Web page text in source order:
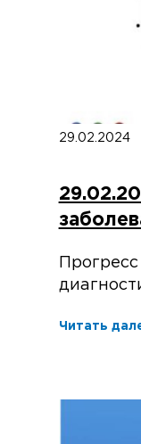
29.02.2024
Читать